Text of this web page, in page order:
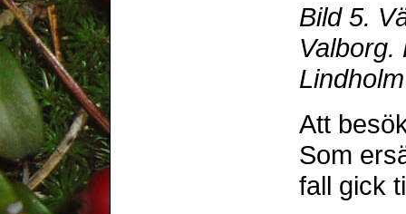
Bild 5.
Valborg.
Att
Som
fall gick